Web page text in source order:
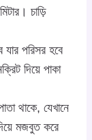
চাড়ি
যার পরিসর হবে
দিয়ে পাকা
থাকে, যেখানে
মজবুত করে